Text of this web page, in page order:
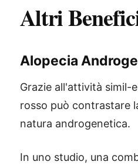
Altri
Alopecia
Grazie all'attività simil-
rosso può contrastare
natura androgenetica.
In uno studio, una